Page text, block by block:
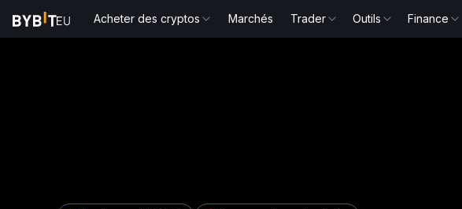
Acheter des cryptos Marchés Trader Outils Finance